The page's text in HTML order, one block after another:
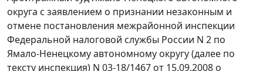
округа с заявлением о признании незаконным и
отмене постановления межрайонной инспекции
Федеральной налоговой службы России N 2 по
Ямало-Ненецкому автономному округу (далее по
тексту инспекция) N 03-18/1467 от 15.09.2008 о